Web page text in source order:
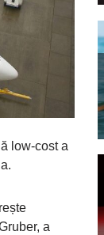
low-cost a
a